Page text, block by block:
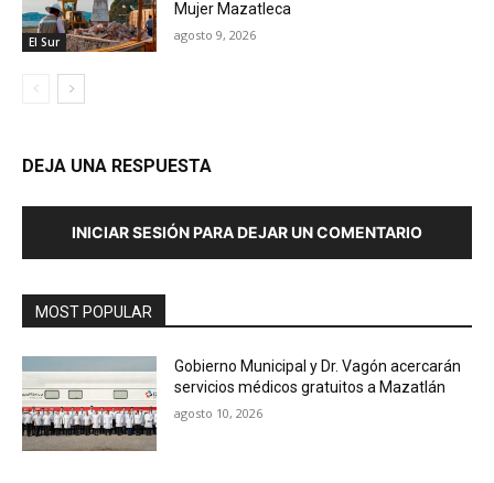
El Sur
Mujer Mazatleca
agosto 9, 2026
DEJA UNA RESPUESTA
INICIAR SESIÓN PARA DEJAR UN COMENTARIO
MOST POPULAR
Gobierno Municipal y Dr. Vagón acercarán
servicios médicos gratuitos a Mazatlán
agosto 10, 2026